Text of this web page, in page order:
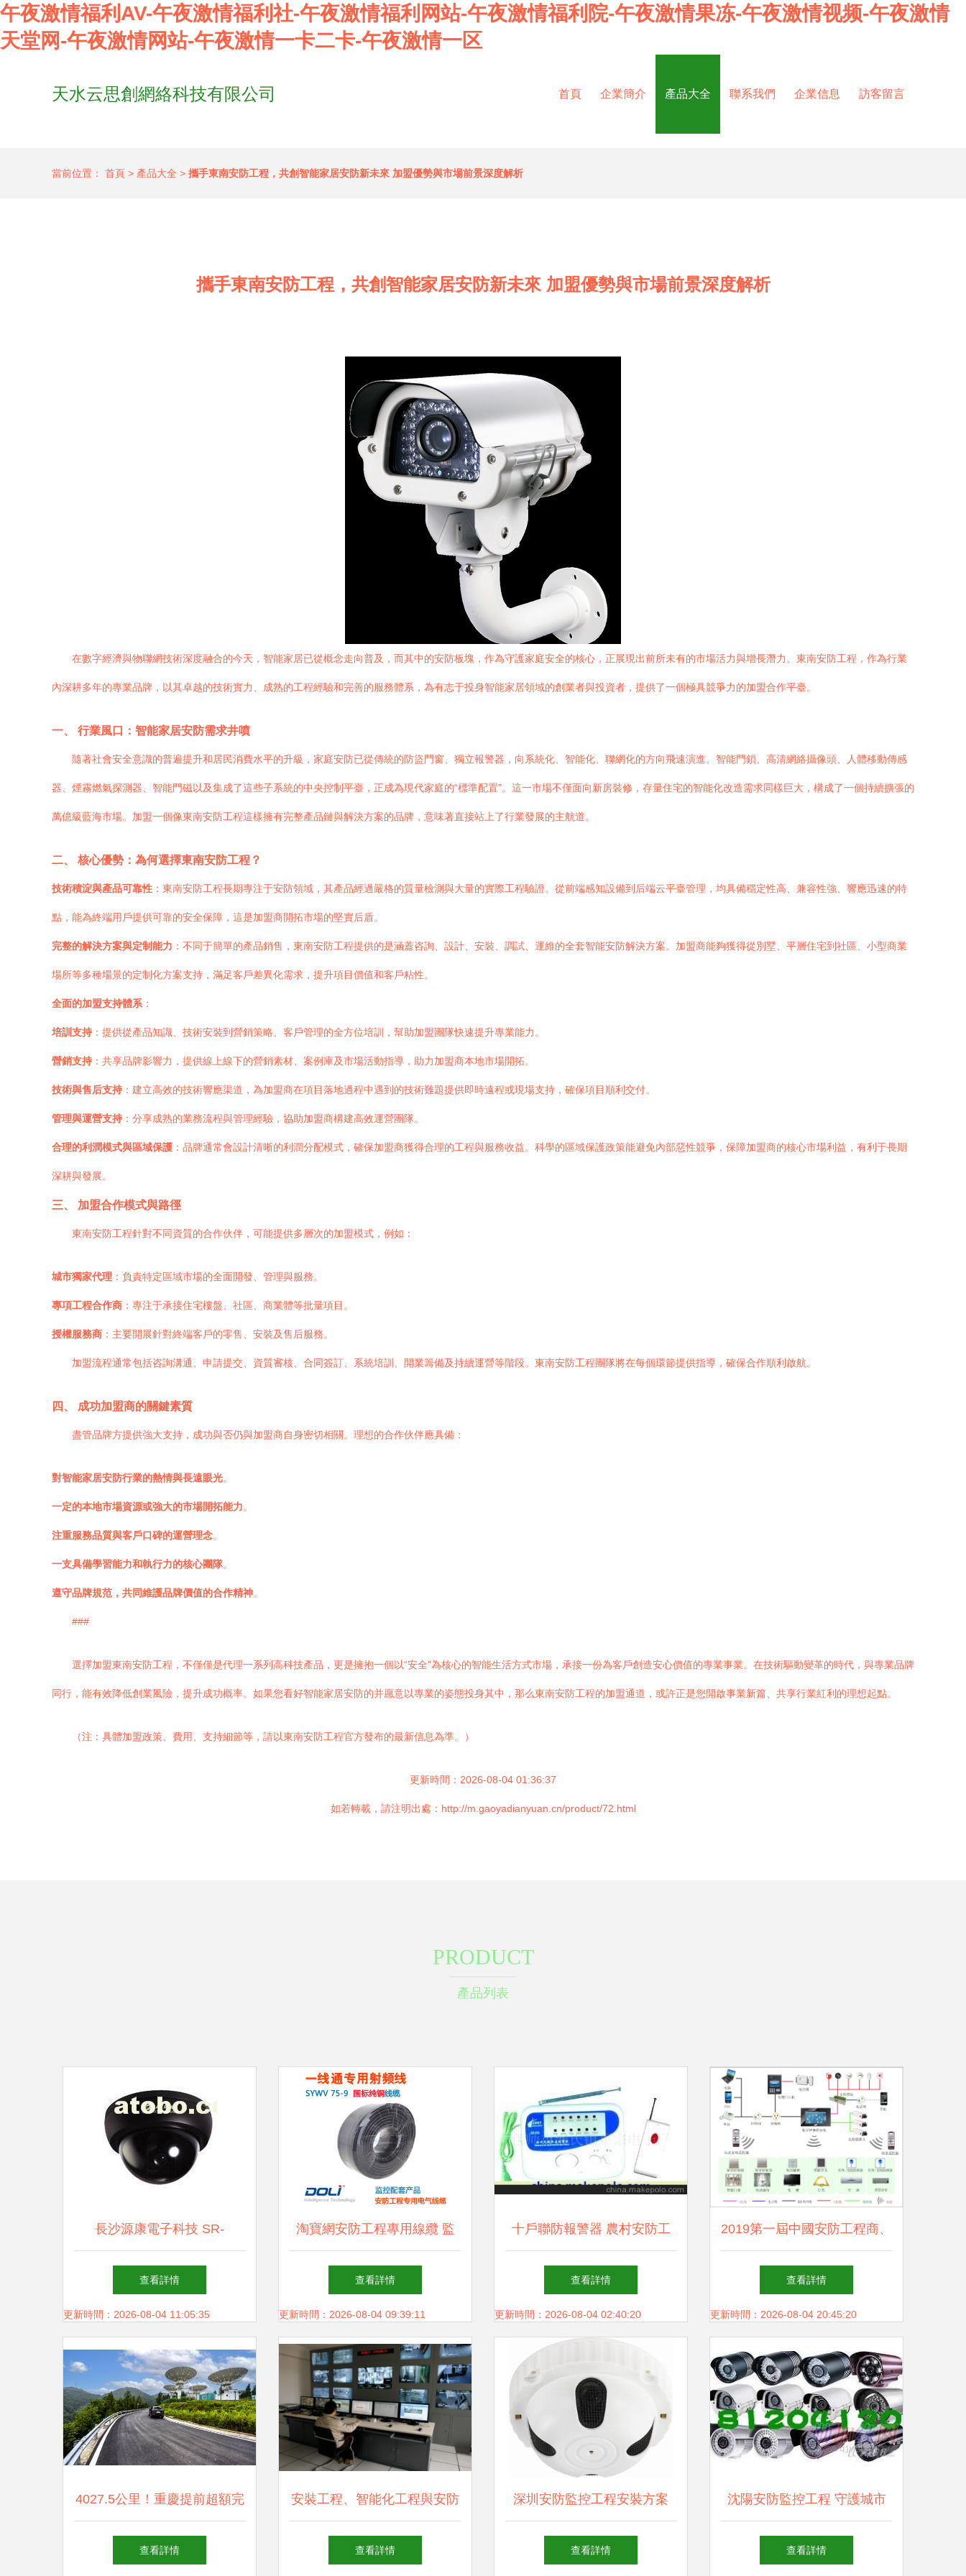
午夜激情福利AV-午夜激情福利社-午夜激情福利网站-午夜激情福利院-午夜激情果冻-午夜激情视频-午夜激情
天堂网-午夜激情网站-午夜激情一卡二卡-午夜激情一区
天水云思創網絡科技有限公司 首頁 企業簡介 產品大全 聯系我們 企業信息 訪客留言
當前位置： 首頁 > 產品大全 > 攜手東南安防工程，共創智能家居安防新未來 加盟優勢與市場前景深度解析
攜手東南安防工程，共創智能家居安防新未來 加盟優勢與市場前景深度解析
在數字經濟與物聯網技術深度融合的今天，智能家居已從概念走向普及，而其中的安防板塊，作為守護家庭安全的核心，正展現出前所未有的市場活力與增長潛力。東南安防工程，作為行業
內深耕多年的專業品牌，以其卓越的技術實力、成熟的工程經驗和完善的服務體系，為有志于投身智能家居領域的創業者與投資者，提供了一個極具競爭力的加盟合作平臺。
一、 行業風口：智能家居安防需求井噴
隨著社會安全意識的普遍提升和居民消費水平的升級，家庭安防已從傳統的防盜門窗、獨立報警器，向系統化、智能化、聯網化的方向飛速演進。智能門鎖、高清網絡攝像頭、人體移動傳感
器、煙霧燃氣探測器、智能門磁以及集成了這些子系統的中央控制平臺，正成為現代家庭的“標準配置”。這一市場不僅面向新房裝修，存量住宅的智能化改造需求同樣巨大，構成了一個持續擴張的
萬億級藍海市場。加盟一個像東南安防工程這樣擁有完整產品鏈與解決方案的品牌，意味著直接站上了行業發展的主航道。
二、 核心優勢：為何選擇東南安防工程？
技術積淀與產品可靠性 ：東南安防工程長期專注于安防領域，其產品經過嚴格的質量檢測與大量的實際工程驗證。從前端感知設備到后端云平臺管理，均具備穩定性高、兼容性強、響應迅速的特
點，能為終端用戶提供可靠的安全保障，這是加盟商開拓市場的堅實后盾。
完整的解決方案與定制能力 ：不同于簡單的產品銷售，東南安防工程提供的是涵蓋咨詢、設計、安裝、調試、運維的全套智能安防解決方案。加盟商能夠獲得從別墅、平層住宅到社區、小型商業
場所等多種場景的定制化方案支持，滿足客戶差異化需求，提升項目價值和客戶粘性。
全面的加盟支持體系 ：
培訓支持 ：提供從產品知識、技術安裝到營銷策略、客戶管理的全方位培訓，幫助加盟團隊快速提升專業能力。
營銷支持 ：共享品牌影響力，提供線上線下的營銷素材、案例庫及市場活動指導，助力加盟商本地市場開拓。
技術與售后支持 ：建立高效的技術響應渠道，為加盟商在項目落地過程中遇到的技術難題提供即時遠程或現場支持，確保項目順利交付。
管理與運營支持 ：分享成熟的業務流程與管理經驗，協助加盟商構建高效運營團隊。
合理的利潤模式與區域保護 ：品牌通常會設計清晰的利潤分配模式，確保加盟商獲得合理的工程與服務收益。科學的區域保護政策能避免內部惡性競爭，保障加盟商的核心市場利益，有利于長期
深耕與發展。
三、 加盟合作模式與路徑
東南安防工程針對不同資質的合作伙伴，可能提供多層次的加盟模式，例如：
城市獨家代理 ：負責特定區域市場的全面開發、管理與服務。
專項工程合作商 ：專注于承接住宅樓盤、社區、商業體等批量項目。
授權服務商 ：主要開展針對終端客戶的零售、安裝及售后服務。
加盟流程通常包括咨詢溝通、申請提交、資質審核、合同簽訂、系統培訓、開業籌備及持續運營等階段。東南安防工程團隊將在每個環節提供指導，確保合作順利啟航。
四、 成功加盟商的關鍵素質
盡管品牌方提供強大支持，成功與否仍與加盟商自身密切相關。理想的合作伙伴應具備：
對智能家居安防行業的熱情與長遠眼光。
一定的本地市場資源或強大的市場開拓能力。
注重服務品質與客戶口碑的運營理念。
一支具備學習能力和執行力的核心團隊。
遵守品牌規范，共同維護品牌價值的合作精神。
###
選擇加盟東南安防工程，不僅僅是代理一系列高科技產品，更是擁抱一個以“安全”為核心的智能生活方式市場，承接一份為客戶創造安心價值的專業事業。在技術驅動變革的時代，與專業品牌
同行，能有效降低創業風險，提升成功概率。如果您看好智能家居安防的并愿意以專業的姿態投身其中，那么東南安防工程的加盟通道，或許正是您開啟事業新篇、共享行業紅利的理想起點。
（注：具體加盟政策、費用、支持細節等，請以東南安防工程官方發布的最新信息為準。）
更新時間：2026-08-04 01:36:37
如若轉載，請注明出處：http://m.gaoyadianyuan.cn/product/72.html
PRODUCT
產品列表
長沙源康電子科技 SR-
D1310P監控攝像機，湖南安
防監控的可靠之選
查看詳情
更新時間：2026-08-04 11:05:35
淘寶網安防工程專用線纜 監
控配套SYWV 75-9純銅射頻線
的選購與應用
查看詳情
更新時間：2026-08-04 09:39:11
十戶聯防報警器 農村安防工
程的守護神
查看詳情
更新時間：2026-08-04 02:40:20
2019第一屆中國安防工程商、
集成商、報警運營商年度峰會
在京隆重召開，共繪行業發展
新藍圖
查看詳情
更新時間：2026-08-04 20:45:20
4027.5公里！重慶提前超額完
成安防工程，筑牢群眾出
查看詳情
安裝工程、智能化工程與安防
工程 概念辨析與核心差異
查看詳情
深圳安防監控工程安裝方案
專業守護，安全無憂
查看詳情
沈陽安防監控工程 守護城市
安全的關鍵技術應用
查看詳情